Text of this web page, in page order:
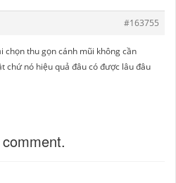
#163755
chọn thu gọn cánh mũi không cần
chứ nó hiệu quả đâu có được lâu đâu